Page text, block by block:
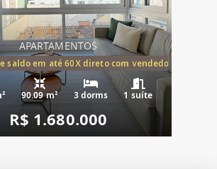
APARTAMENTOS
saldo em até 60X direto com vendedor
90.09 m² 3 dorms 1 suíte
R$ 1.680.000